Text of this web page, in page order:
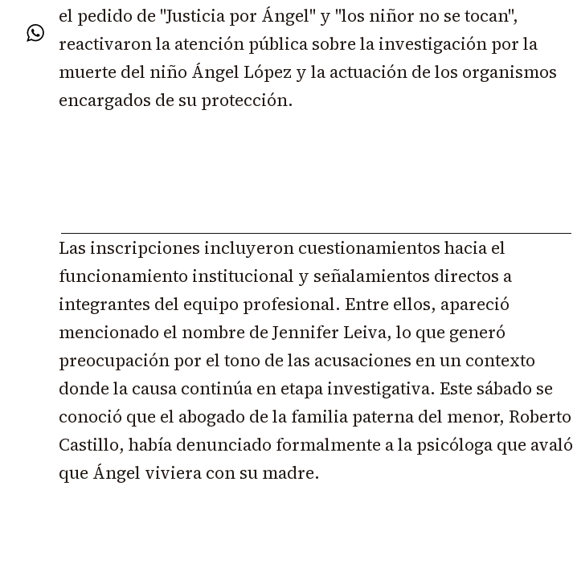
el pedido de "Justicia por Ángel" y "los niñor no se tocan",
reactivaron la atención pública sobre la investigación por la
muerte del niño Ángel López y la actuación de los organismos
encargados de su protección.
Las inscripciones incluyeron cuestionamientos hacia el
funcionamiento institucional y señalamientos directos a
integrantes del equipo profesional. Entre ellos, apareció
mencionado el nombre de Jennifer Leiva, lo que generó
preocupación por el tono de las acusaciones en un contexto
donde la causa continúa en etapa investigativa. Este sábado se
conoció que el abogado de la familia paterna del menor, Roberto
Castillo, había denunciado formalmente a la psicóloga que avaló
que Ángel viviera con su madre.